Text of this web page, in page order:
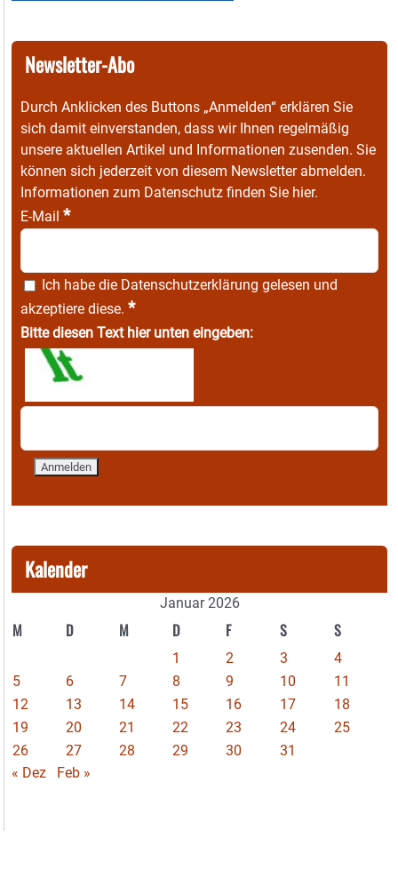
Newsletter-Abo
Durch Anklicken des Buttons „Anmelden“ erklären Sie
sich damit einverstanden, dass wir Ihnen regelmäßig
unsere aktuellen Artikel und Informationen zusenden. Sie
können sich jederzeit von diesem Newsletter abmelden.
Informationen zum Datenschutz finden Sie hier.
E-Mail *
Ich habe die Datenschutzerklärung gelesen und
akzeptiere diese. *
Bitte diesen Text hier unten eingeben:
Kalender
Januar 2026
M D M D F S S
1 2 3
4
5
6 7 8 9 10
11
12
13 14 15 16 17
18
19
20 21 22 23 24
25
26
27 28 29 30
31
« Dez
Feb »